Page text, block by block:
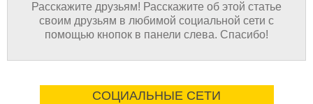
Расскажите друзьям! Расскажите об этой статье
своим друзьям в любимой социальной сети с
помощью кнопок в панели слева. Спасибо!
СОЦИАЛЬНЫЕ СЕТИ